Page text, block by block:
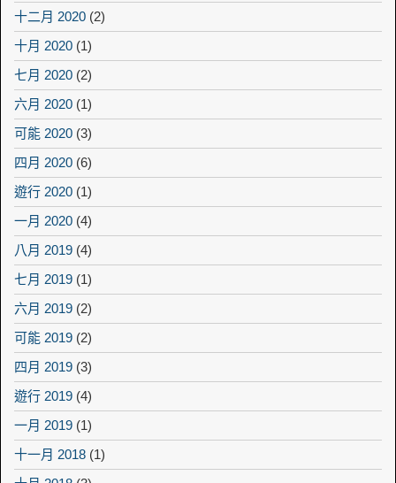
十二月 2020 (2)
十月 2020 (1)
七月 2020 (2)
六月 2020 (1)
可能 2020 (3)
四月 2020 (6)
遊行 2020 (1)
一月 2020 (4)
八月 2019 (4)
七月 2019 (1)
六月 2019 (2)
可能 2019 (2)
四月 2019 (3)
遊行 2019 (4)
一月 2019 (1)
十一月 2018 (1)